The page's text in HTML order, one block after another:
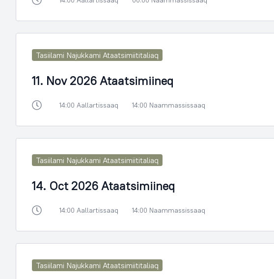
Tasiilami Najukkami Ataatsimiititaliaq
11. Nov 2026 Ataatsimiineq
14:00 Aallartissaaq 14:00 Naammassissaaq
Tasiilami Najukkami Ataatsimiititaliaq
14. Oct 2026 Ataatsimiineq
14:00 Aallartissaaq 14:00 Naammassissaaq
Tasiilami Najukkami Ataatsimiititaliaq